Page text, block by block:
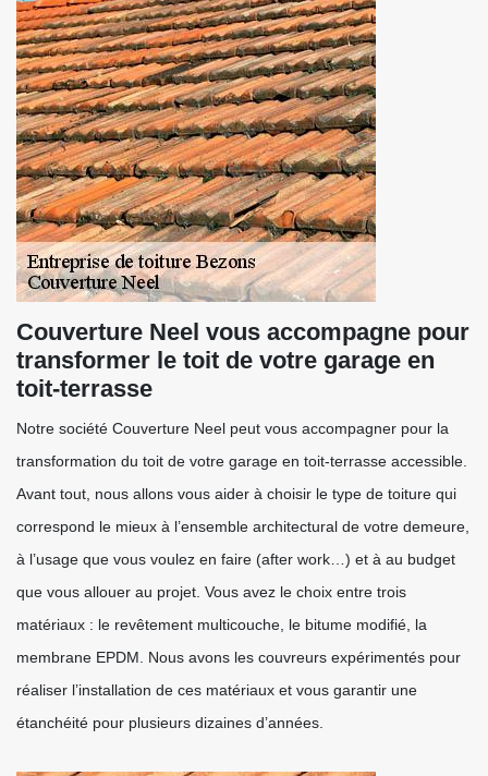
Couverture Neel vous accompagne pour
transformer le toit de votre garage en
toit-terrasse
Notre société Couverture Neel peut vous accompagner pour la
transformation du toit de votre garage en toit-terrasse accessible.
Avant tout, nous allons vous aider à choisir le type de toiture qui
correspond le mieux à l’ensemble architectural de votre demeure,
à l’usage que vous voulez en faire (after work…) et à au budget
que vous allouer au projet. Vous avez le choix entre trois
matériaux : le revêtement multicouche, le bitume modifié, la
membrane EPDM. Nous avons les couvreurs expérimentés pour
réaliser l’installation de ces matériaux et vous garantir une
étanchéité pour plusieurs dizaines d’années.